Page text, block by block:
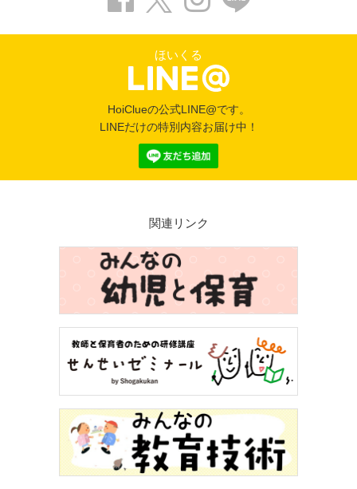
ほいくる
HoiClueの公式LINE@です。
LINEだけの特別内容お届け中！
関連リンク